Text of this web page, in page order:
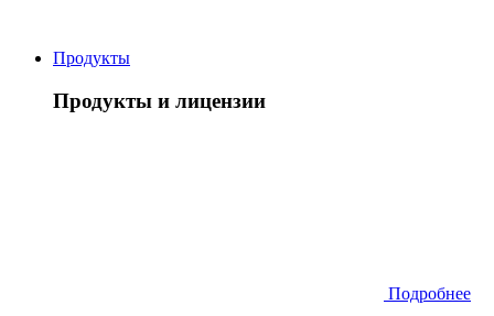
Продукты
Продукты и лицензии
Подробнее